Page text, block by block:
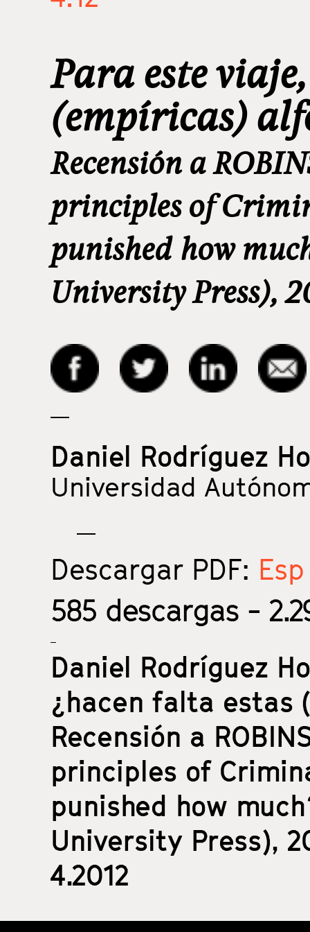
Para este
(empíricas)
Recensión a
principles of
punished how
University Press),
Daniel Rodríguez
Universidad
Descargar PDF:
585 descargas -
Daniel Rodríguez
¿hacen falta estas
Recensión a
principles of
punished how
University Press),
4.2012